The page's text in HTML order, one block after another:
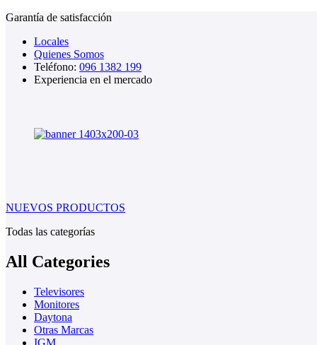
Garantía de satisfacción
Locales
Quienes Somos
Teléfono: 096 1382 199
Experiencia en el mercado
NUEVOS PRODUCTOS
Todas las categorías
All Categories
Televisores
Monitores
Daytona
Otras Marcas
IGM